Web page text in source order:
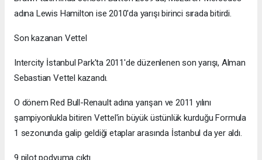
adına Lewis Hamilton ise 2010'da yarışı birinci sırada bitirdi.
Son kazanan Vettel
Intercity İstanbul Park'ta 2011'de düzenlenen son yarışı, Alman
Sebastian Vettel kazandı.
O dönem Red Bull-Renault adına yarışan ve 2011 yılını
şampiyonlukla bitiren Vettel'in büyük üstünlük kurduğu Formula
1 sezonunda galip geldiği etaplar arasında İstanbul da yer aldı.
9 pilot podyuma çıktı